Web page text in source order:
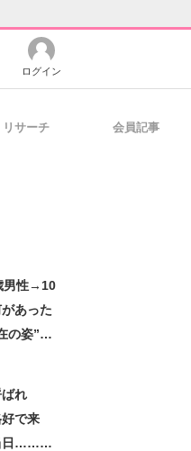
前線
ログイン
リサーチ 会員記事
男性→10
あった
の姿”が
れ
で来
日……ま